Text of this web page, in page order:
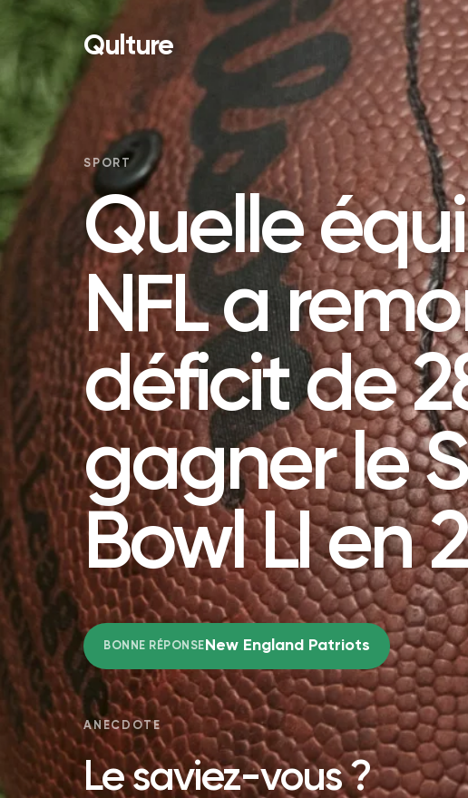
Qulture
SPORT
Quelle
NFL a
déficit de
gagner le
Bowl LI en
BONNE RÉPONSE New England Patriots
ANECDOTE
Le saviez-vous ?